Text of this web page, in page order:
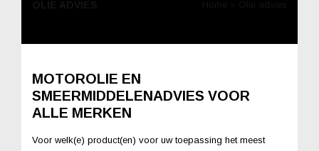
MOTOROLIE EN
SMEERMIDDELENADVIES VOOR
ALLE MERKEN
Voor welk(e) product(en) voor uw toepassing het meest